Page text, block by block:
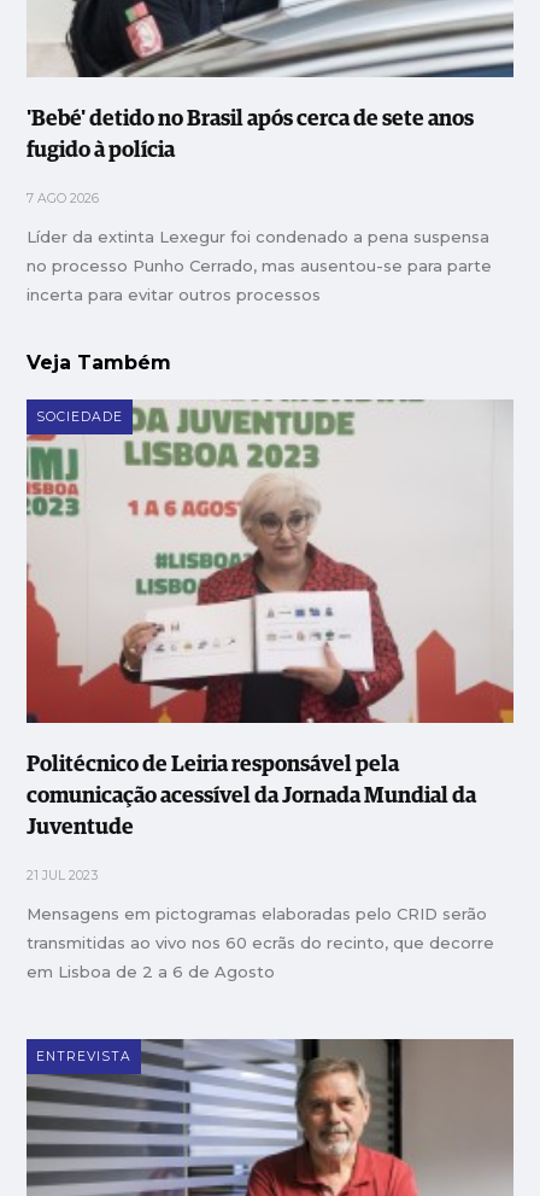
'Bebé' detido no Brasil após cerca de sete anos
fugido à polícia
7 AGO 2026
Líder da extinta Lexegur foi condenado a pena suspensa
no processo Punho Cerrado, mas ausentou-se para parte
incerta para evitar outros processos
Veja Também
SOCIEDADE
Politécnico de Leiria responsável pela
comunicação acessível da Jornada Mundial da
Juventude
21 JUL 2023
Mensagens em pictogramas elaboradas pelo CRID serão
transmitidas ao vivo nos 60 ecrãs do recinto, que decorre
em Lisboa de 2 a 6 de Agosto
ENTREVISTA